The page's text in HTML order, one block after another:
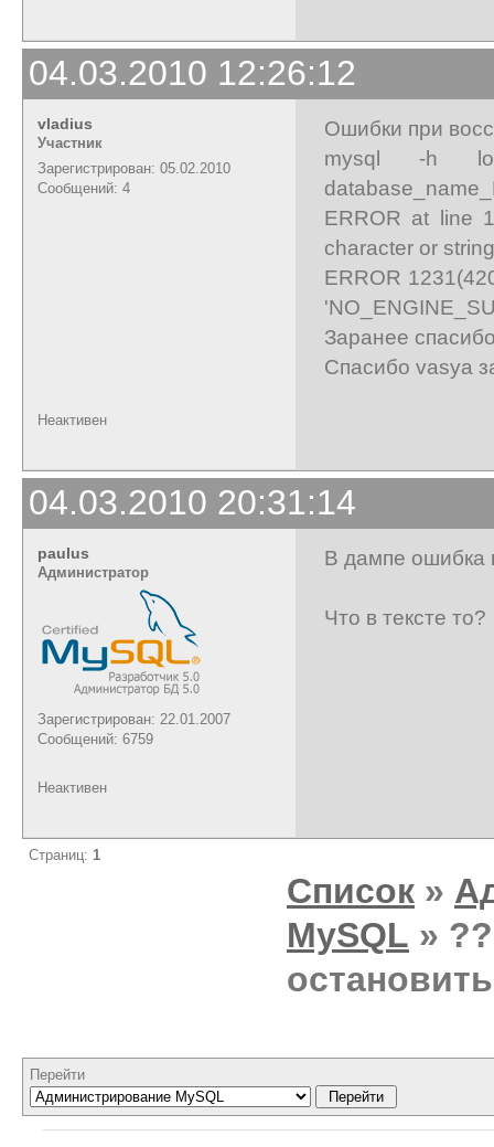
04.03.2010 12:26:12
vladius
Участник
Зарегистрирован: 05.02.2010
Сообщений: 4
Ошибки при
mysql -h
ERROR at line
character or string
ERROR
Заранее
Спасибо vasya
Неактивен
04.03.2010 20:31:14
paulus
Администратор
Зарегистрирован: 22.01.2007
Сообщений: 6759
В дампе ошибка
Что в тексте то?
Неактивен
Страниц: 1
Список »
MySQL »
Перейти